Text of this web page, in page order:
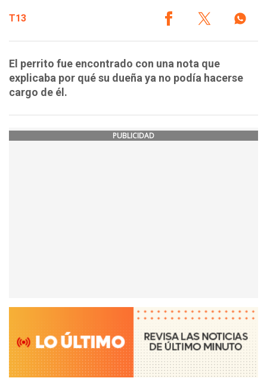
T13
El perrito fue encontrado con una nota que
explicaba por qué su dueña ya no podía hacerse
cargo de él.
PUBLICIDAD